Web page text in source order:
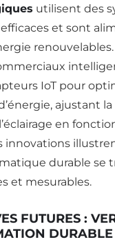
utilisent des
et sont
IoT pour
ajustant la
en
innovations
durable se
et mesurables.
FUTURES :
DURABLE